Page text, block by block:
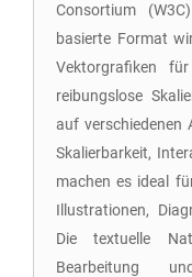
Consortium
basierte Format
Vektorgrafiken
reibungslose
auf verschiedenen
Skalierbarkeit,
machen es ideal
Illustrationen,
Die textuelle
Bearbeitung